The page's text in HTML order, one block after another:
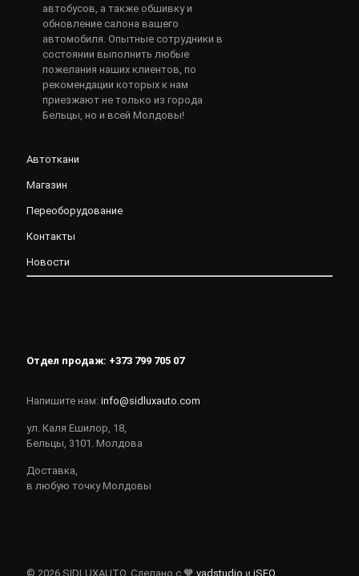
автобусов, а также обшивку и
обновление салона вашего
автомобиля. Опытные сотрудники в
состоянии выполнить любые
пожелания наших клиентов, по
рекомендации которых к нам
приезжают не только из города
Бельцы, но и всей Молдовы!
Автоткани
Магазин
Переоборудование
Контакты
Новости
Отдел продаж: +373 799 705 07
Напишите нам: info@sidluxauto.com
ул. Каля Ешилор, 18,
Бельцы, 3101. Молдова
Доставка,
в любую точку Молдовы
© 2026 SIDLUXAUTO. Сделано с 🧡 vadstudio и iSEO